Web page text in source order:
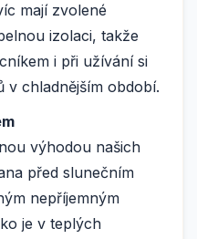
mají zvolené
izolaci, takže
i při užívání si
v chladnějším období.
výhodou našich
před slunečním
nepříjemným
je v teplých